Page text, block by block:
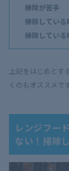
掃除が苦手
掃除している
掃除してい
上記をはじめと
くのもオススメです
レンジフー
ない！掃除